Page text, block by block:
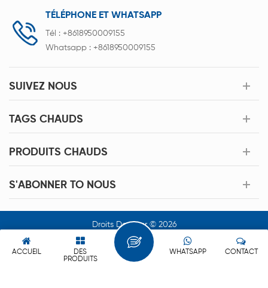
TÉLÉPHONE ET WHATSAPP
Tél : +8618950009155
Whatsapp : +8618950009155
SUIVEZ NOUS
TAGS CHAUDS
PRODUITS CHAUDS
S'ABONNER TO NOUS
Droits Dauteur © 2026
Xiamen Acey New Energy Technology Co.,Ltd. Tous Les Droits
Sont Réservés.
ACCUEIL
DES
PRODUITS
CONTACT
WHATSAPP